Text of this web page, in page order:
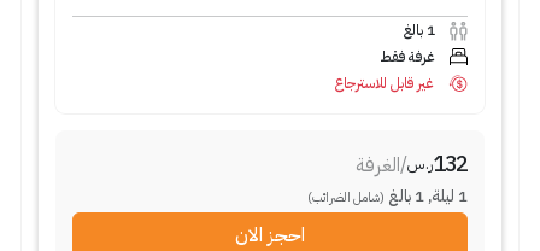
1 بالغ
غرفة فقط
غير قابل للاسترجاع
132ر.س/الغرفة
1 ليلة,
1 بالغ (شامل الضرائب)
احجز الان